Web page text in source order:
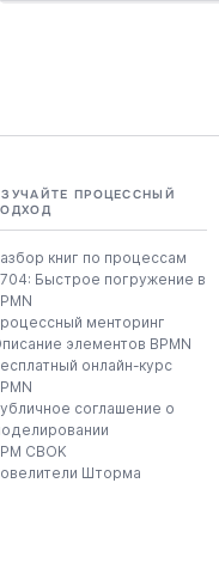
ПРОЦЕССНЫЙ
книг по процессам
Быстрое погружение в
менторинг
элементов BPMN
онлайн-курс
соглашение о
CBOK
Шторма